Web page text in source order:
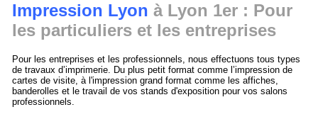
Impression Lyon à Lyon 1er : Pour
les particuliers et les entreprises
Pour les entreprises et les professionnels, nous effectuons tous types
de travaux d’imprimerie. Du plus petit format comme l’impression de
cartes de visite, à l'impression grand format comme les affiches,
banderolles et le travail de vos stands d'exposition pour vos salons
professionnels.